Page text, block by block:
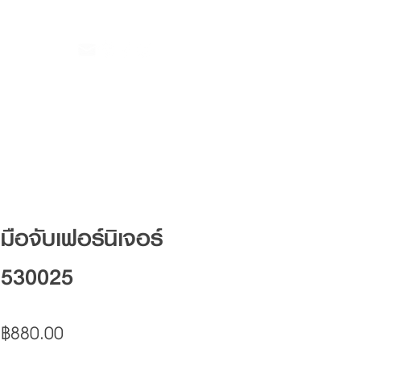
มือจับเฟอร์นิเจอร์
530025
฿880.00